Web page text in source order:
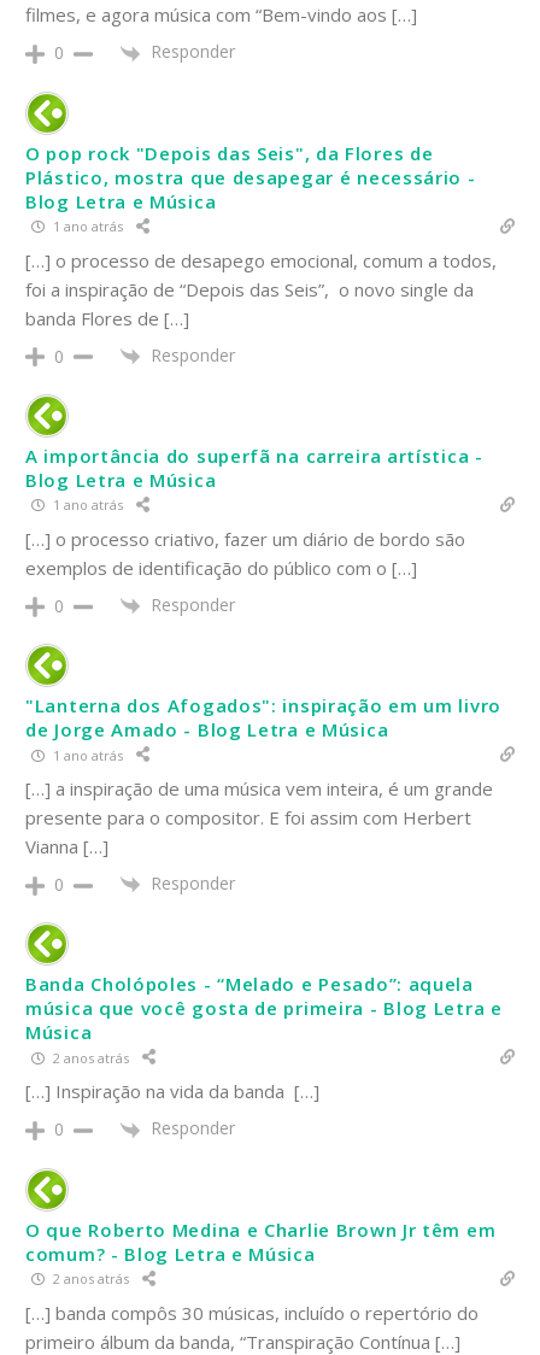
filmes, e agora música com “Bem-vindo aos […]
0 Responder
O pop rock "Depois das Seis", da Flores de
Plástico, mostra que desapegar é necessário -
Blog Letra e Música
1 ano atrás
[…] o processo de desapego emocional, comum a todos,
foi a inspiração de “Depois das Seis”, o novo single da
banda Flores de […]
0 Responder
A importância do superfã na carreira artística -
Blog Letra e Música
1 ano atrás
[…] o processo criativo, fazer um diário de bordo são
exemplos de identificação do público com o […]
0 Responder
"Lanterna dos Afogados": inspiração em um livro
de Jorge Amado - Blog Letra e Música
1 ano atrás
[…] a inspiração de uma música vem inteira, é um grande
presente para o compositor. E foi assim com Herbert
Vianna […]
0 Responder
Banda Cholópoles - “Melado e Pesado”: aquela
música que você gosta de primeira - Blog Letra e
Música
2 anos atrás
[…] Inspiração na vida da banda […]
0 Responder
O que Roberto Medina e Charlie Brown Jr têm em
comum? - Blog Letra e Música
2 anos atrás
[…] banda compôs 30 músicas, incluído o repertório do
primeiro álbum da banda, “Transpiração Contínua […]